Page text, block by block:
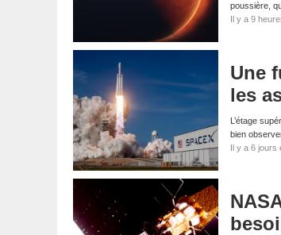
poussière,
Il y a 9
Une
les
L’étage
bien
Il y a 6 jours